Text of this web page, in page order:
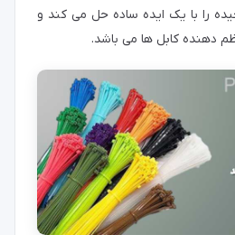
را با یک ایده ساده حل می کند و
دهنده کابل ها می باشد.